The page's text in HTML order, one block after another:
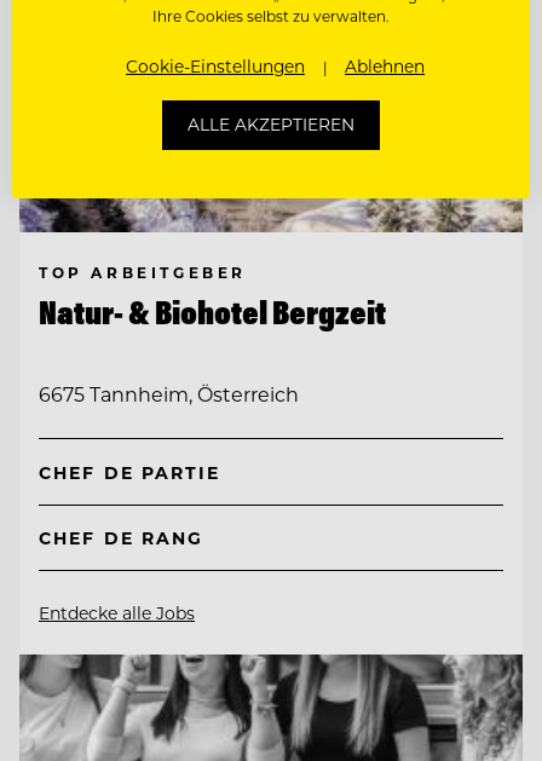
TOP ARBEITGEBER
Natur- & Biohotel Bergzeit
6675 Tannheim, Österreich
CHEF DE PARTIE
CHEF DE RANG
Entdecke alle Jobs
Ihre Cookies selbst zu verwalten.
Cookie-Einstellungen Ablehnen
ALLE AKZEPTIEREN